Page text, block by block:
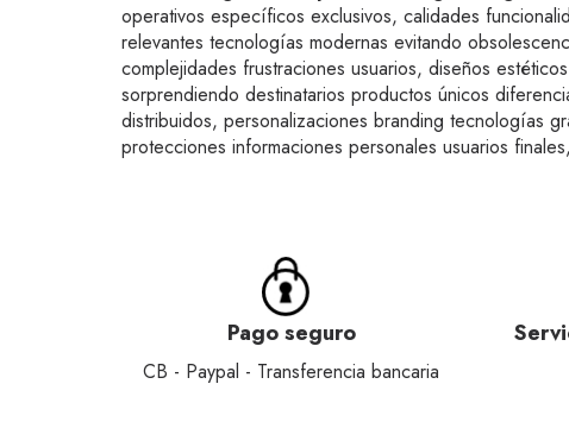
operativos específicos exclusivos, calidades
relevantes tecnologías modernas evitando
complejidades frustraciones usuarios, diseños
sorprendiendo destinatarios productos únicos
distribuidos, personalizaciones branding tecnologías
protecciones informaciones personales usuarios
Pago seguro
CB - Paypal - Transferencia bancaria